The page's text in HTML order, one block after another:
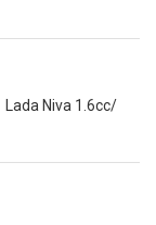
Niva 1.6cc/